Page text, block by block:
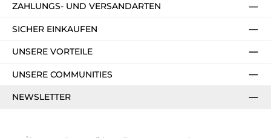
ZAHLUNGS- UND VERSANDARTEN
SICHER EINKAUFEN
UNSERE VORTEILE
UNSERE COMMUNITIES
NEWSLETTER